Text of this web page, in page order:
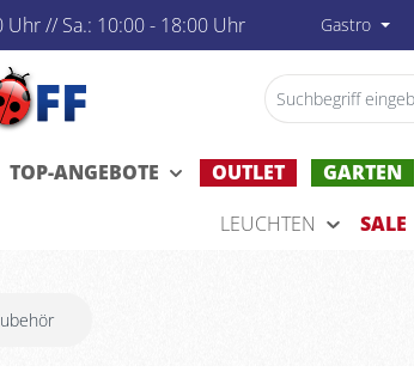
Uhr // Sa.: 10:00 - 18:00 Uhr Gastro
TOP-ANGEBOTE OUTLET GARTEN
LEUCHTEN
SALE